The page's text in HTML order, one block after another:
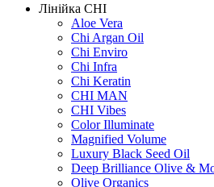
Лінійка CHI
Aloe Vera
Chi Argan Oil
Chi Enviro
Chi Infra
Chi Keratin
CHI MAN
CHI Vibes
Color Illuminate
Magnified Volume
Luxury Black Seed Oil
Deep Brilliance Olive &
Olive Organics